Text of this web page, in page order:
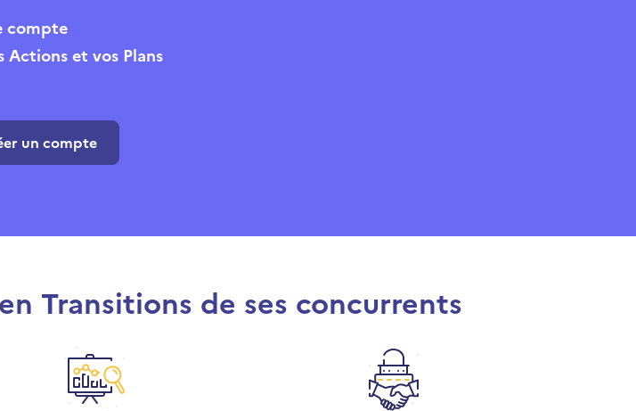
compte
Actions et vos Plans
un compte
Transitions de ses concurrents